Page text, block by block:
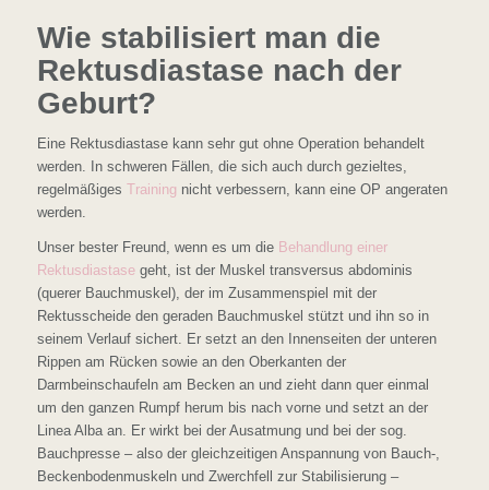
Wie stabilisiert man die
Rektusdiastase nach der
Geburt?
Eine Rektusdiastase kann sehr gut ohne Operation behandelt
werden. In schweren Fällen, die sich auch durch gezieltes,
regelmäßiges Training nicht verbessern, kann eine OP angeraten
werden.
Unser bester Freund, wenn es um die Behandlung einer
Rektusdiastasegeht, ist der Muskel transversus abdominis
(querer Bauchmuskel), der im Zusammenspiel mit der
Rektusscheide den geraden Bauchmuskel stützt und ihn so in
seinem Verlauf sichert. Er setzt an den Innenseiten der unteren
Rippen am Rücken sowie an den Oberkanten der
Darmbeinschaufeln am Becken an und zieht dann quer einmal
um den ganzen Rumpf herum bis nach vorne und setzt an der
Linea Alba an. Er wirkt bei der Ausatmung und bei der sog.
Bauchpresse – also der gleichzeitigen Anspannung von Bauch-,
Beckenbodenmuskeln und Zwerchfell zur Stabilisierung –